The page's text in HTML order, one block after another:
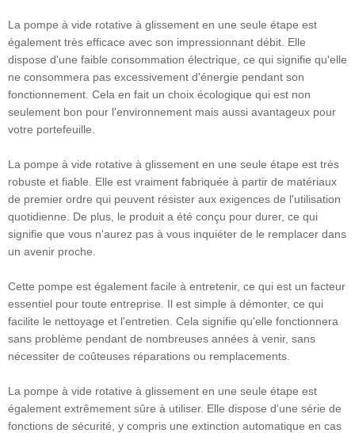
La pompe à vide rotative à glissement en une seule étape est
également très efficace avec son impressionnant débit. Elle
dispose d'une faible consommation électrique, ce qui signifie qu'elle
ne consommera pas excessivement d'énergie pendant son
fonctionnement. Cela en fait un choix écologique qui est non
seulement bon pour l'environnement mais aussi avantageux pour
votre portefeuille.
La pompe à vide rotative à glissement en une seule étape est très
robuste et fiable. Elle est vraiment fabriquée à partir de matériaux
de premier ordre qui peuvent résister aux exigences de l'utilisation
quotidienne. De plus, le produit a été conçu pour durer, ce qui
signifie que vous n'aurez pas à vous inquiéter de le remplacer dans
un avenir proche.
Cette pompe est également facile à entretenir, ce qui est un facteur
essentiel pour toute entreprise. Il est simple à démonter, ce qui
facilite le nettoyage et l'entretien. Cela signifie qu'elle fonctionnera
sans problème pendant de nombreuses années à venir, sans
nécessiter de coûteuses réparations ou remplacements.
La pompe à vide rotative à glissement en une seule étape est
également extrêmement sûre à utiliser. Elle dispose d'une série de
fonctions de sécurité, y compris une extinction automatique en cas